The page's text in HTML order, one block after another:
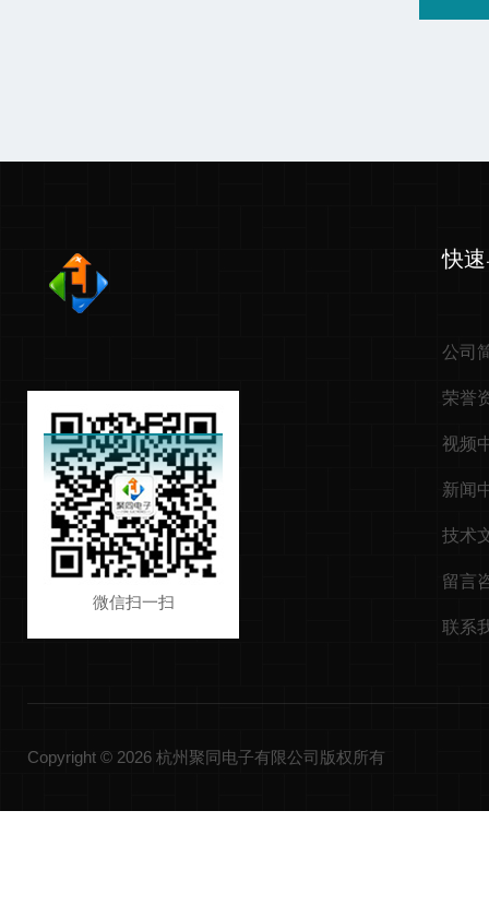
微信扫一扫
快
公司
荣誉
视频
新闻
技术
留言
联系
Copyright © 2026 杭州聚同电子有限公司版权所有